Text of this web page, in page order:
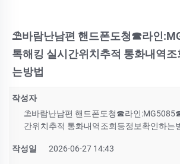
⛱바람난남편 핸드폰도청☎라인
톡해킹 실시간위치추적 통화내역
는방법
작성자
⛱바람난남편 핸드폰도청☎라인
간위치추적 통화내역조회등정보확인하는
작성일 2026-06-27 14:43